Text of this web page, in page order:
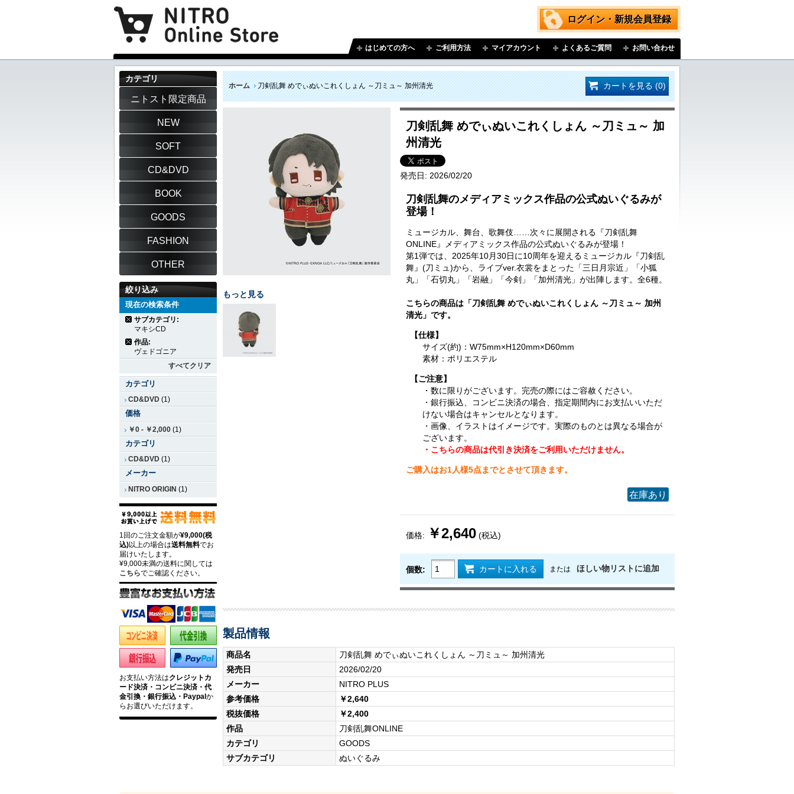
ログイン・新規会員登録
はじめての方へ ご利用方法 マイアカウント よくあるご質問 お問い合わせ
ホーム 刀剣乱舞 めでぃぬいこれくしょん ～刀ミュ～ 加州清光 カートを見る (0)
刀剣乱舞 めでぃぬいこれくしょん ～刀ミュ～ 加
州清光
発売日: 2026/02/20
刀剣乱舞のメディアミックス作品の公式ぬいぐるみが
登場！
ミュージカル、舞台、歌舞伎……次々に展開される『刀剣乱舞
ONLINE』メディアミックス作品の公式ぬいぐるみが登場！
第1弾では、2025年10月30日に10周年を迎えるミュージカル『刀剣乱
舞』(刀ミュ)から、ライブver.衣裳をまとった「三日月宗近」「小狐
丸」「石切丸」「岩融」「今剣」「加州清光」が出陣します。全6種。
こちらの商品は「刀剣乱舞 めでぃぬいこれくしょん ～刀ミュ～ 加州
清光」です。
【仕様】
サイズ(約)：W75mm×H120mm×D60mm
素材：ポリエステル
【ご注意】
・数に限りがございます。完売の際にはご容赦ください。
・銀行振込、コンビニ決済の場合、指定期間内にお支払いいただ
けない場合はキャンセルとなります。
・画像、イラストはイメージです。実際のものとは異なる場合が
ございます。
・こちらの商品は代引き決済をご利用いただけません。
ご購入はお1人様5点までとさせて頂きます。
在庫あり
価格: ￥2,640 (税込)
個数: カートに入れる または ほしい物リストに追加
もっと見る
製品情報
商品名
刀剣乱舞 めでぃぬいこれくしょん ～刀ミュ～ 加州清光
発売日
2026/02/20
メーカー
NITRO PLUS
参考価格
￥2,640
税抜価格
￥2,400
作品
刀剣乱舞ONLINE
カテゴリ
GOODS
サブカテゴリ
ぬいぐるみ
カテゴリ
ニトスト限定商品
NEW
SOFT
CD&DVD
BOOK
GOODS
FASHION
OTHER
絞り込み
現在の検索条件
サブカテゴリ:
マキシCD
作品:
ヴェドゴニア
すべてクリア
カテゴリ
CD&DVD (1)
価格
￥0 - ￥2,000 (1)
カテゴリ
CD&DVD (1)
メーカー
NITRO ORIGIN (1)
1回のご注文金額が¥9,000(税
込)以上の場合は送料無料でお
届けいたします。
¥9,000未満の送料に関しては
こちらでご確認ください。
お支払い方法はクレジットカ
ード決済・コンビニ決済・代
金引換・銀行振込・Paypalか
らお選びいただけます。